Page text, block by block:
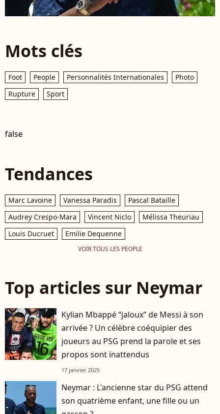
Mots clés
Foot People Personnalités Internationales
Photo
Rupture
Sport
false
Tendances
Marc Lavoine Vanessa Paradis
Pascal Bataille
Audrey Crespo-Mara
Vincent Niclo
Mélissa Theuriau
Louis Ducruet
Emilie Dequenne
VOIR TOUS LES PEOPLE
Top articles sur Neymar
Kylian Mbappé “jaloux” de Messi à son
arrivée ? Un célèbre coéquipier des
joueurs au PSG prend la parole et ses
propos sont inattendus
17 janvier 2025
Neymar : L'ancienne star du PSG attend
son quatrième enfant, une fille ou un